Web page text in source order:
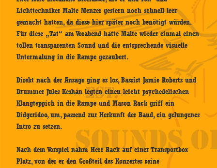
Lichttechniker Malte Menzer gestern noch schnell leer
gemacht hatten, da diese hier später noch benötigt würden.
Für diese „Tat“ am Vorabend hatte Malte wieder einmal einen
tollen transparenten Sound und die entsprechende visuelle
Untermalung in die Rampe gezaubert.
Direkt nach der Ansage ging es los, Bassist Jamie Roberts und
Drummer Jules Keshan legten einen leicht psychedelischen
Klangteppich in die Rampe und Mason Rack griff ein
Didgeridoo, um, passend zur Herkunft der Band, ein gelungenes
Intro zu setzen.
Nach dem Vorspiel nahm Herr Rack auf einer Transportbox
Platz, von der er den Großteil des Konzertes seine